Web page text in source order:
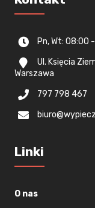
Pn, Wt: 08:00
Ul. Księcia
Warszawa
797 798 467
Linki
O nas